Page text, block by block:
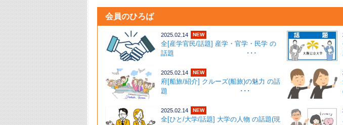
会員のひろば
2025.02.14 NEW
全[産学官民/話題] 産学・官学・民学 の
話題 ･･･
2025.02.14 NEW
府[船旅/紹介] クルーズ(船旅)の魅力 の話
題 ･･･
2025.02.14 NEW
全[ひと/大学/話題] 大学の人物 の話題(現